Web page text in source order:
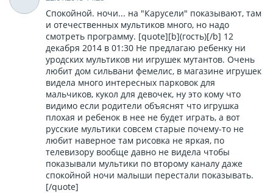
Спокойной. ночи... на "Карусели" показывают, там
и отечественных мультиков много, но надо
смотреть программу. [quote][b](гость)[/b] 12
декабря 2014 в 01:30 Не предлагаю ребенку ни
уродских мультиков ни игрушек мутантов. Очень
любит дом сильвани фемелис, в магазине игрушек
видела много интересных парковок для
мальчиков, кукол для девочек, ну это кому что
видимо если родители объяснят что игрушка
плохая и ребенок в нее не будет играть, а вот
русские мультики совсем старые почему-то не
любит наверное там рисовка не яркая, по
телевизору вообще давно не видела чтобы
показывали мультики по второму каналу даже
спокойной ночи малыши перестали показывать.
[/quote]